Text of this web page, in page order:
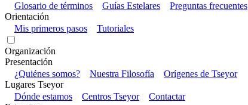
Glosario de términos
Guías Estelares
Preguntas frecuentes
Orientación
Mis primeros pasos
Tutoriales
Organización
Presentación
¿Quiénes somos?
Nuestra Filosofía
Orígenes de Tseyor
Lugares Tseyor
Dónde estamos
Centros Tseyor
Contactar